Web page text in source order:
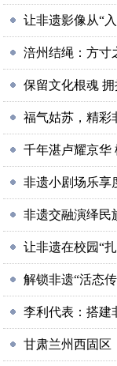
让非遗影像从“
涪州结绳：方寸
保留文化根魂
福气姑苏，精彩
千年湛卢耀京华
非遗小剧场乐享
非遗交融演绎民
让非遗在校园“
解锁非遗“活态
李利代表：搭建
甘肃兰州西固区